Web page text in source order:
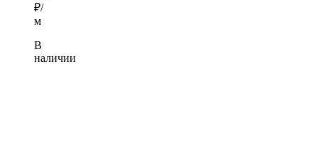
₽/
м
В
наличии